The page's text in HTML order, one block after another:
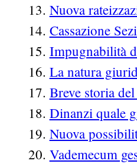
Nuova
Cassazione
Impugnabilità
La natura
Breve storia
Dinanzi quale
Nuova
Vademecum